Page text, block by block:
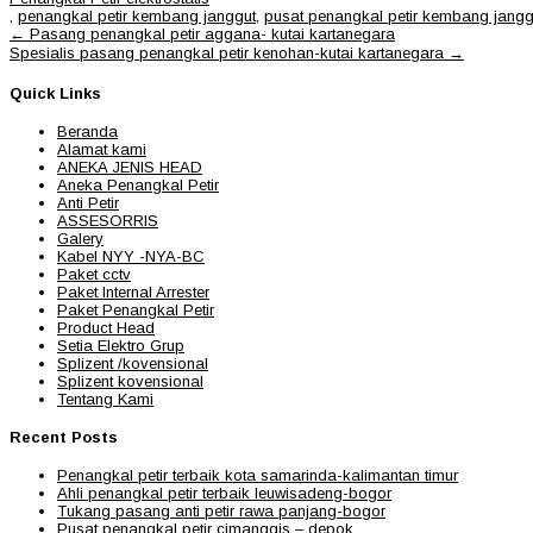
, penangkal petir kembang janggut, pusat penangkal petir kembang
Post
navigation
← Pasang penangkal petir aggana- kutai kartanegara
Spesialis pasang penangkal petir kenohan-kutai kartanegara →
Quick Links
Beranda
Alamat kami
ANEKA JENIS HEAD
Aneka Penangkal Petir
Anti Petir
ASSESORRIS
Galery
Kabel NYY -NYA-BC
Paket cctv
Paket Internal Arrester
Paket Penangkal Petir
Product Head
Setia Elektro Grup
Splizent /kovensional
Splizent kovensional
Tentang Kami
Recent Posts
Penangkal petir terbaik kota samarinda-kalimantan timur
Ahli penangkal petir terbaik leuwisadeng-bogor
Tukang pasang anti petir rawa panjang-bogor
Pusat penangkal petir cimanggis – depok